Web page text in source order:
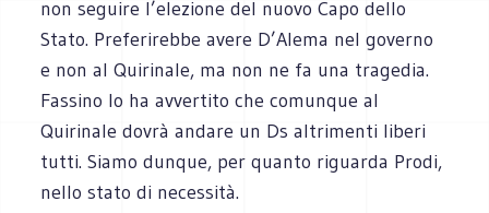
non seguire l’elezione del nuovo Capo dello
Stato. Preferirebbe avere D’Alema nel governo
e non al Quirinale, ma non ne fa una tragedia.
Fassino lo ha avvertito che comunque al
Quirinale dovrà andare un Ds altrimenti liberi
tutti. Siamo dunque, per quanto riguarda Prodi,
nello stato di necessità.